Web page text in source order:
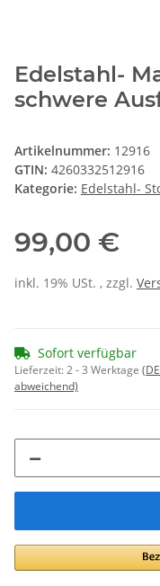
Edelstahl-
schwere
Artikelnummer: 12916
GTIN: 4260332512916
Kategorie: Edelstahl-
99,00 €
inkl. 19% USt. , zzgl.
Sofort verfügbar
Lieferzeit:2 - 3 Werktage
abweichend)